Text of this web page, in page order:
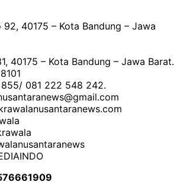
92, 40175 – Kota Bandung – Jawa
40175 – Kota Bandung – Jawa Barat.
081 222 548 242.